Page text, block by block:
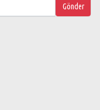
Gönder